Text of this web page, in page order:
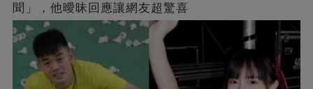
聞」，他曖昧回應讓網友超驚喜